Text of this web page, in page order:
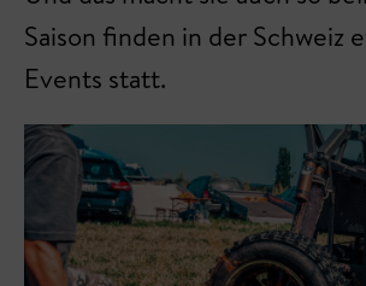
Saison finden in der Schweiz
Events statt.